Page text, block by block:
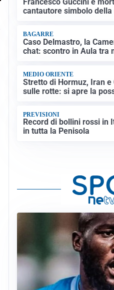
cantautore simbolo
BAGARRE
Caso Delmastro, la
chat: scontro in Aula tra
MEDIO ORIENTE
Stretto di Hormuz, Iran
sulle rotte: si apre la
PREVISIONI
Record di bollini rossi in
in tutta la Penisola